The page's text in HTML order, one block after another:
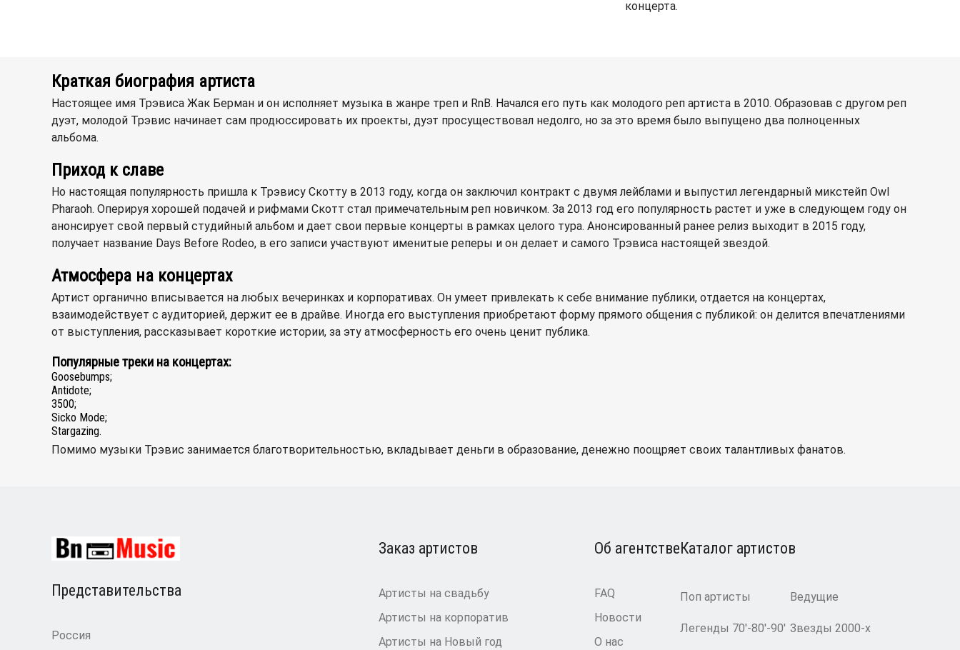
концерта.
Краткая биография артиста
Настоящее имя Трэвиса Жак Берман и он исполняет музыка в жанре треп и RnB. Начался его путь как молодого реп артиста в 2010. Образовав с другом реп
дуэт, молодой Трэвис начинает сам продюссировать их проекты, дуэт просуществовал недолго, но за это время было выпущено два полноценных
альбома.
Приход к славе
Но настоящая популярность пришла к Трэвису Скотту в 2013 году, когда он заключил контракт с двумя лейблами и выпустил легендарный микстейп Owl
Pharaoh. Оперируя хорошей подачей и рифмами Скотт стал примечательным реп новичком. За 2013 год его популярность растет и уже в следующем году он
анонсирует свой первый студийный альбом и дает свои первые концерты в рамках целого тура. Анонсированный ранее релиз выходит в 2015 году,
получает название Days Before Rodeo, в его записи участвуют именитые реперы и он делает и самого Трэвиса настоящей звездой.
Атмосфера на концертах
Артист органично вписывается на любых вечеринках и корпоративах. Он умеет привлекать к себе внимание публики, отдается на концертах,
взаимодействует с аудиторией, держит ее в драйве. Иногда его выступления приобретают форму прямого общения с публикой: он делится впечатлениями
от выступления, рассказывает короткие истории, за эту атмосферность его очень ценит публика.
Популярные треки на концертах:
Goosebumps;
Antidote;
3500;
Sicko Mode;
Stargazing.
Помимо музыки Трэвис занимается благотворительностью, вкладывает деньги в образование, денежно поощряет своих талантливых фанатов.
Представительства
Россия
Каталог артистов
Поп артисты Ведущие
Легенды 70′-80′-90′ Звезды 2000-х
Заказ артистов
Артисты на свадьбу
Артисты на корпоратив
Артисты на Новый год
Об агентстве
FAQ
Новости
О нас